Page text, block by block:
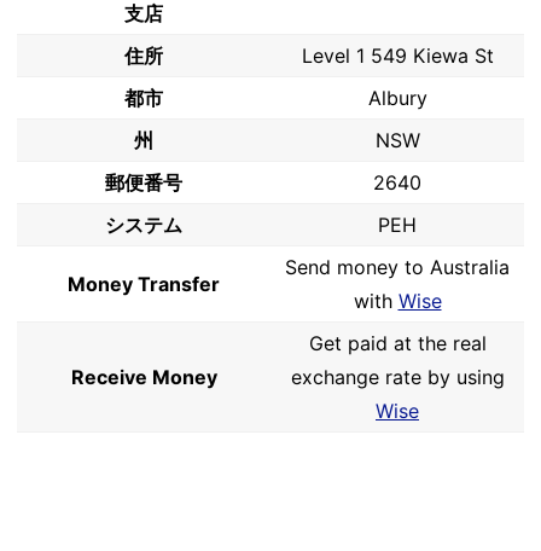
支店
住所
Level 1 549 Kiewa St
都市
Albury
州
NSW
郵便番号
2640
システム
PEH
Money Transfer
Send money to Australia
with Wise
Receive Money
Get paid at the real
exchange rate by using
Wise